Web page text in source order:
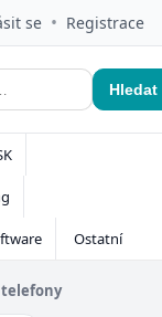
se • Registrace
Hledat
Ostatní
telefony